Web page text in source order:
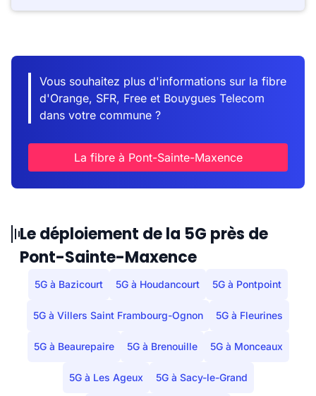
Vous souhaitez plus d'informations sur la fibre
d'Orange, SFR, Free et Bouygues Telecom
dans votre commune ?
La fibre à Pont-Sainte-Maxence
Le déploiement de la 5G près de
Pont-Sainte-Maxence
5G à Bazicourt 5G à Houdancourt 5G à Pontpoint
5G à Villers Saint Frambourg-Ognon 5G à Fleurines
5G à Beaurepaire 5G à Brenouille 5G à Monceaux
5G à Les Ageux 5G à Sacy-le-Grand